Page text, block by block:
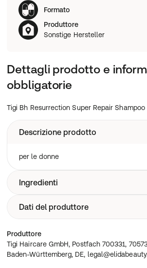
Formato
Produttore
Sonstige Hersteller
Dettagli prodotto e
obbligatorie
Tigi Bh Resurrection Super Repair Shampoo
Descrizione prodotto
per le donne
Ingredienti
Ingredientes: water (aqua/eau), sodium
glycerin, carbomer, tea-
hydroxypropyltrimonium chloride,
laureth-23, citric acid, ppg-9,
Dati del produttore
Tigi Haircare GmbH, Postfach 700331,
Stuttgart, Baden-Württemberg, DE,
legal@elidabeauty.com
Produttore
Tigi Haircare GmbH, Postfach 700331,
Baden-Württemberg, DE,